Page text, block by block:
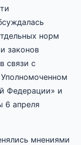
норм
законов
связи с
Федерации» и
6 апреля
мнениями